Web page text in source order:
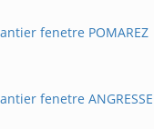
fenetre POMAREZ
fenetre ANGRESSE